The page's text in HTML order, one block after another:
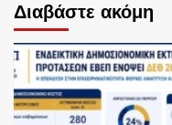
Διαβάστε ακόμη